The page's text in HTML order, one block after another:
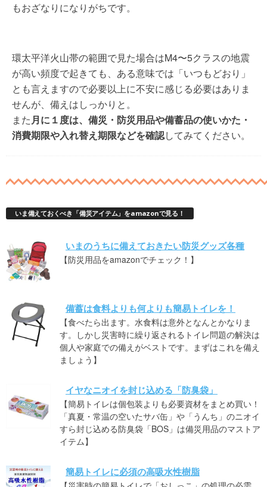
もおざなりになりがちです。
環太平洋火山帯の範囲で見た場合はM4〜5クラスの地震
が高い頻度で起きても、ある意味では「いつもどおり」
とも言えますので必要以上に不安に感じる必要はありま
せんが、備えはしっかりと。
また月に１度は、備災・防災用品や備蓄品の使いかた・
消費期限や入れ替え期限などを確認してみてください。
いま備えておくべき「備災アイテム」をamazonで見る！
いまのうちに備えておきたい防災グッズ各種
【防災用品をamazonでチェック！】
備蓄は食料よりも何よりも簡易トイレを！
【食べたら出ます。水食料は意外となんとかなりま
す。しかし災害時に繰り返されるトイレ問題の解決は
個人や家庭での備えがベストです。まずはこれを備え
ましょう】
イヤなニオイを封じ込める「防臭袋」
【簡易トイレは個包装よりも必要資材をまとめ買い！
「真夏・常温の空いたサバ缶」や「うんち」のニオイ
すら封じ込める防臭袋「BOS」は備災用品のマストア
イテム】
簡易トイレに必須の高吸水性樹脂